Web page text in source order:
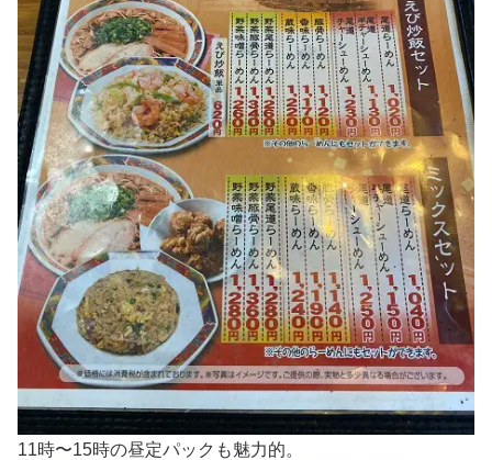
11時〜15時の昼定パックも魅力的。